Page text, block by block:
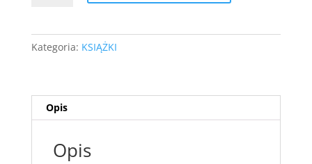
Kategoria: KSIĄŻKI
Opis
Opis